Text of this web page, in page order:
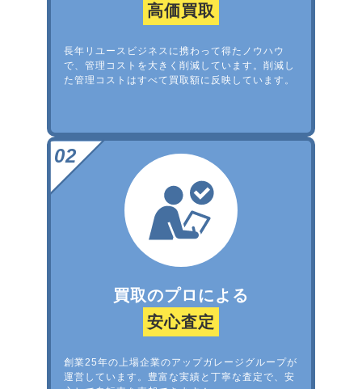
高価買取
長年リユースビジネスに携わって得たノウハウ
で、管理コストを大きく削減しています。削減し
た管理コストはすべて買取額に反映しています。
買取のプロによる
安心査定
創業25年の上場企業のアップガレージグループが
運営しています。豊富な実績と丁寧な査定で、安